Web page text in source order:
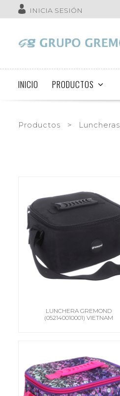
INICIA SESIÓN
INICIO PRODUCTOS
Productos > Luncheras
LUNCHERA GREMOND
(052140010001) VIETNAM